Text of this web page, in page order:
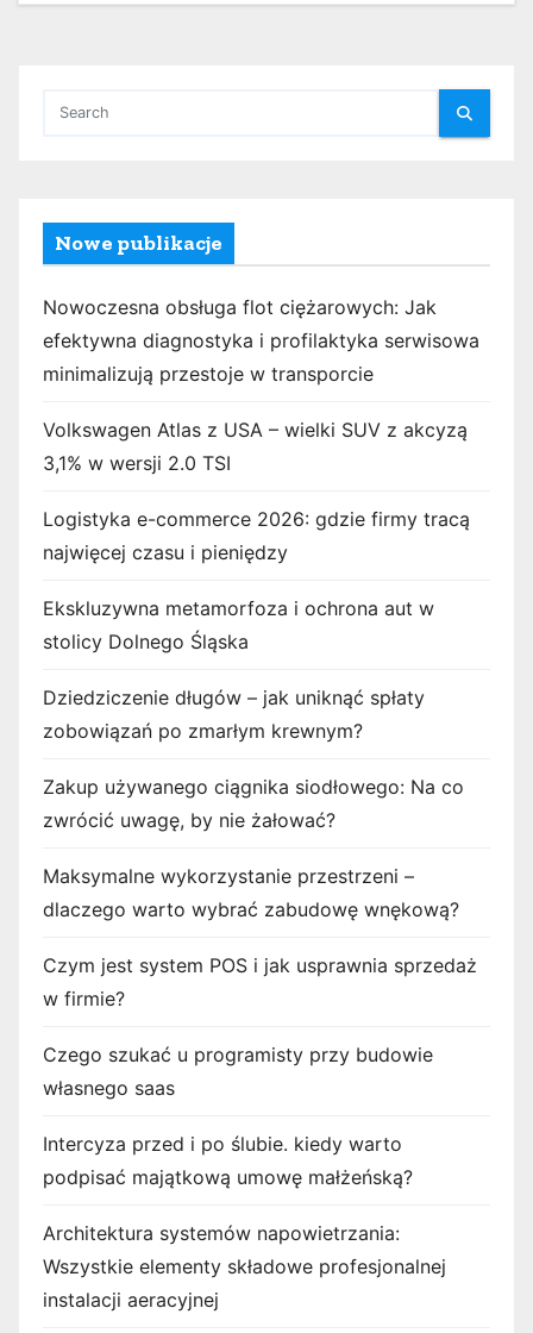
Nowe publikacje
Nowoczesna obsługa flot ciężarowych: Jak
efektywna diagnostyka i profilaktyka serwisowa
minimalizują przestoje w transporcie
Volkswagen Atlas z USA – wielki SUV z akcyzą
3,1% w wersji 2.0 TSI
Logistyka e-commerce 2026: gdzie firmy tracą
najwięcej czasu i pieniędzy
Ekskluzywna metamorfoza i ochrona aut w
stolicy Dolnego Śląska
Dziedziczenie długów – jak uniknąć spłaty
zobowiązań po zmarłym krewnym?
Zakup używanego ciągnika siodłowego: Na co
zwrócić uwagę, by nie żałować?
Maksymalne wykorzystanie przestrzeni –
dlaczego warto wybrać zabudowę wnękową?
Czym jest system POS i jak usprawnia sprzedaż
w firmie?
Czego szukać u programisty przy budowie
własnego saas
Intercyza przed i po ślubie. kiedy warto
podpisać majątkową umowę małżeńską?
Architektura systemów napowietrzania:
Wszystkie elementy składowe profesjonalnej
instalacji aeracyjnej